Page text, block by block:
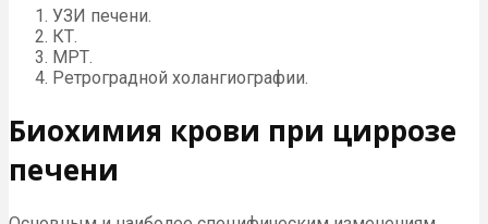
УЗИ печени.
КТ.
МРТ.
Ретроградной холангиографии.
Биохимия крови при циррозе
печени